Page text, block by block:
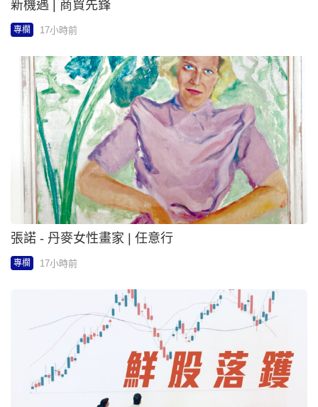
新機遇 | 商貿先鋒
專欄 17小時前
張諾 - 丹麥女性畫家 | 任意行
專欄 17小時前